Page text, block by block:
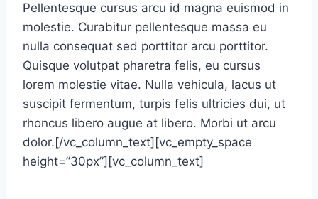
Pellentesque cursus arcu id magna euismod in
molestie. Curabitur pellentesque massa eu
nulla consequat sed porttitor arcu porttitor.
Quisque volutpat pharetra felis, eu cursus
lorem molestie vitae. Nulla vehicula, lacus ut
suscipit fermentum, turpis felis ultricies dui, ut
rhoncus libero augue at libero. Morbi ut arcu
dolor.[/vc_column_text][vc_empty_space
height=”30px”][vc_column_text]